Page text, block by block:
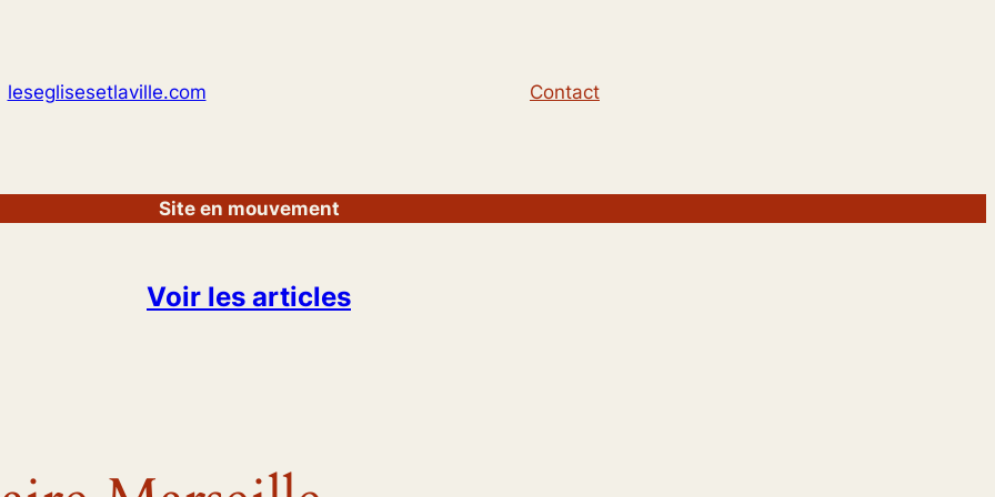
leseglisesetlaville.com Contact
Site en mouvement
Voir les articles